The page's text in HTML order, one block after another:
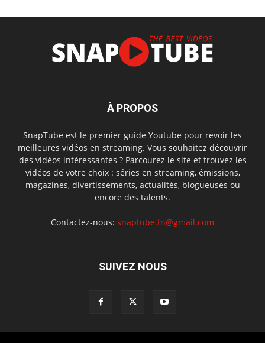
À PROPOS
SnapTube est le premier guide Youtube pour revoir les
meilleures vidéos en streaming. Vous souhaitez découvrir
des vidéos intéressantes ? Parcourez le site et trouvez les
vidéos de votre choix : séries en streaming, émissions,
magazines, divertissements, actualités, blogueuses ou
encore des talents.
Contactez-nous: snaptube.tn@gmail.com
SUIVEZ NOUS